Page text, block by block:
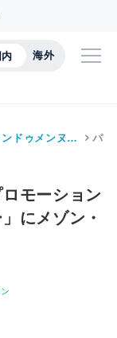
内 海外
ンドゥメンヌ… パ
モーション
にメゾン・